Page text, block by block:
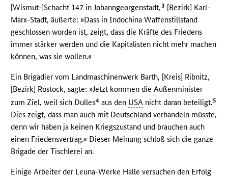
[Wismut-]Schacht 147 in Johanngeorgenstadt,3 [Bezirk] Karl-
Marx-Stadt, äußerte: »Dass in Indochina Waffenstillstand
geschlossen worden ist, zeigt, dass die Kräfte des Friedens
immer stärker werden und die Kapitalisten nicht mehr machen
können, was sie wollen.«
Ein Brigadier vom Landmaschinenwerk Barth, [Kreis] Ribnitz,
[Bezirk] Rostock, sagte: »Jetzt kommen die Außenminister
zum Ziel, weil sich Dulles4 aus den USA nicht daran beteiligt.5
Dies zeigt, dass man auch mit Deutschland verhandeln müsste,
denn wir haben ja keinen Kriegszustand und brauchen auch
einen Friedensvertrag.« Dieser Meinung schloß sich die ganze
Brigade der Tischlerei an.
Einige Arbeiter der Leuna-Werke Halle versuchen den Erfolg